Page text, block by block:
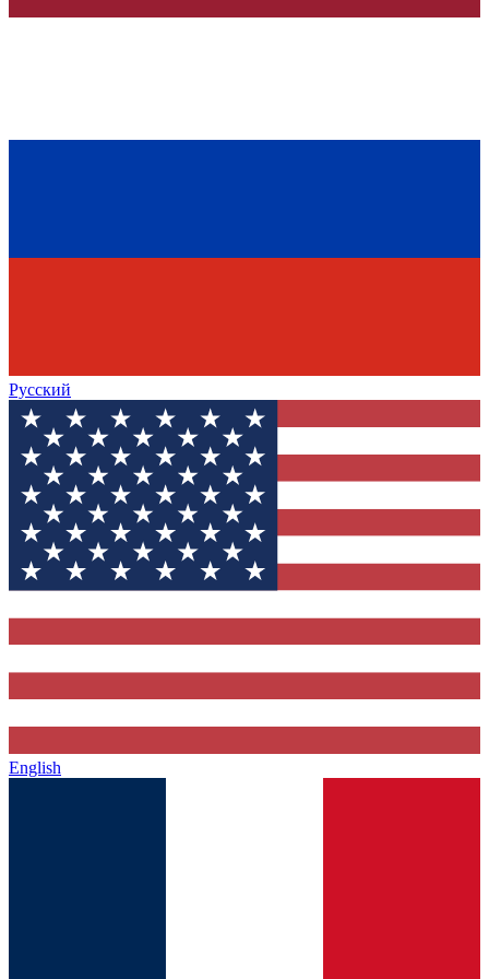
Русский
English